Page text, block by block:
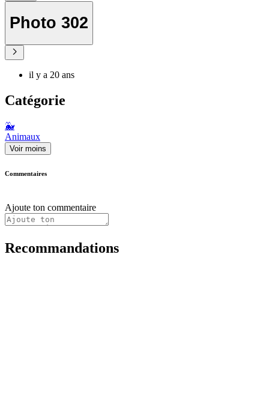
Photo 302
il y a 20 ans
Catégorie
🐳
Animaux
Voir moins
Commentaires
Ajoute ton commentaire
Recommandations